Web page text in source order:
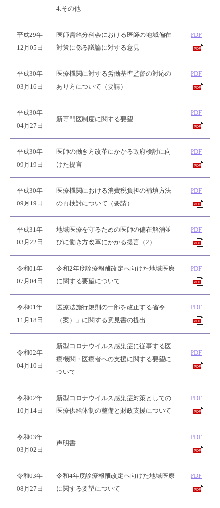
4.その他
平成29年
12月05日
医師需給分科会における医師の地域偏在
対策に係る議論に対する意見
PDF
PDF
平成30年
03月16日
医療機関に対する労働基準監督の対応の
あり方について（要請）
PDF
PDF
平成30年
04月27日
新専門医制度に関する要望
PDF
PDF
平成30年
09月19日
医師の働き方改革にかかる政府検討に向
けた提言
PDF
PDF
平成30年
09月19日
医療機関における消費税負担の補填方法
の再検討について（要請）
PDF
PDF
平成31年
03月22日
地域医療を守るための医師の偏在解消並
びに働き方改革にかかる提言（2）
PDF
PDF
令和01年
07月04日
令和2年度診療報酬改定へ向けた地域医療
に関する要望について
PDF
PDF
令和01年
11月18日
医療法施行規則の一部を改正する省令
（案）」に関する意見書の提出
PDF
PDF
令和02年
04月10日
新型コロナウイルス感染症に従事する医
療機関・医療者への支援に関する要望に
ついて
PDF
PDF
令和02年
10月14日
新型コロナウイルス感染症対策としての
医療供給体制の整備と財政支援について
PDF
PDF
令和03年
03月02日
声明書
PDF
PDF
令和03年
08月27日
令和4年度診療報酬改定へ向けた地域医療
に関する要望について
PDF
PDF